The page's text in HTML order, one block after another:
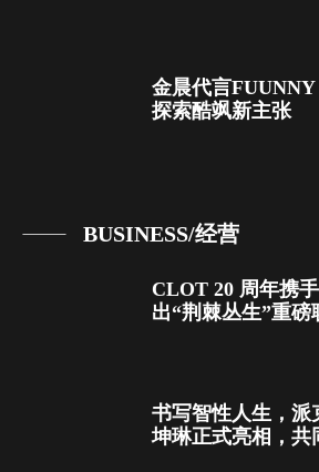
金晨代言
探索酷飒新主张
BUSINESS/经营
CLOT 20 周年携
出“荆棘丛生”重磅
书写智性人生，派
坤琳正式亮相，共